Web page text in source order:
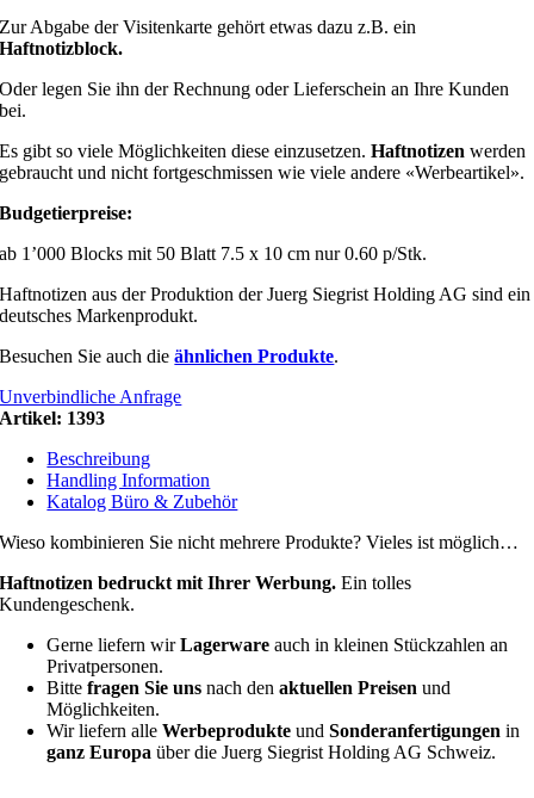
Zur Abgabe der Visitenkarte gehört etwas dazu z.B. ein
Haftnotizblock.
Oder legen Sie ihn der Rechnung oder Lieferschein an Ihre Kunden
bei.
Es gibt so viele Möglichkeiten diese einzusetzen. Haftnotizen werden
gebraucht und nicht fortgeschmissen wie viele andere «Werbeartikel».
Budgetierpreise:
ab 1’000 Blocks mit 50 Blatt 7.5 x 10 cm nur 0.60 p/Stk.
Haftnotizen aus der Produktion der Juerg Siegrist Holding AG sind ein
deutsches Markenprodukt.
Besuchen Sie auch dieähnlichen Produkte.
Unverbindliche Anfrage
Artikel: 1393
Beschreibung
Handling Information
Katalog Büro & Zubehör
Wieso kombinieren Sie nicht mehrere Produkte? Vieles ist möglich…
Haftnotizen bedruckt mit Ihrer Werbung. Ein tolles
Kundengeschenk.
Gerne liefern wirLagerware auch in kleinen Stückzahlen an
Privatpersonen.
Bittefragen Sie uns nach den aktuellen Preisen und
Möglichkeiten.
Wir liefern alleWerbeprodukte undSonderanfertigungen in
ganz Europa über die Juerg Siegrist Holding AG Schweiz.